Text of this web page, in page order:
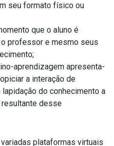
seu formato físico ou
que o aluno é
professor e mesmo seus
aprendizagem apresenta-
a interação de
do conhecimento a
desse
plataformas virtuais